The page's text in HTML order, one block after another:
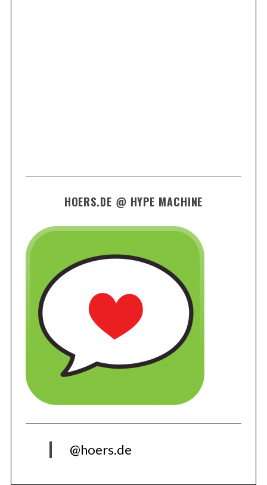
HOERS.DE @ HYPE MACHINE
@hoers.de